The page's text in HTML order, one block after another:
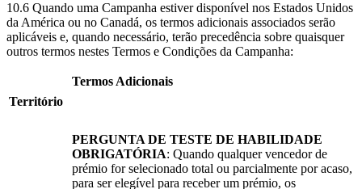
10.6 Quando uma Campanha estiver disponível nos Estados Unidos
da América ou no Canadá, os termos adicionais associados serão
aplicáveis e, quando necessário, terão precedência sobre quaisquer
outros termos nestes Termos e Condições da Campanha:
Território
Termos Adicionais
PERGUNTA DE TESTE DE HABILIDADE
OBRIGATÓRIA: Quando qualquer vencedor de
prémio for selecionado total ou parcialmente por acaso,
para ser elegível para receber um prémio, os